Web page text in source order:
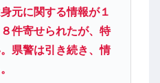
元に関する情報が１
件寄せられたが、特
県警は引き続き、情